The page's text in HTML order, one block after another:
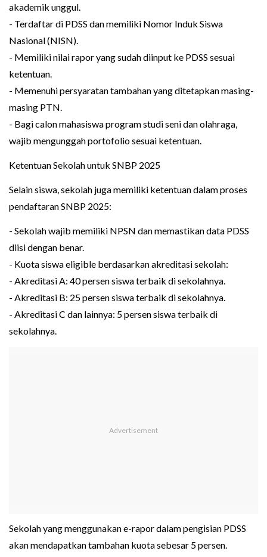
akademik unggul.
- Terdaftar di PDSS dan memiliki Nomor Induk Siswa
Nasional (NISN).
- Memiliki nilai rapor yang sudah diinput ke PDSS sesuai
ketentuan.
- Memenuhi persyaratan tambahan yang ditetapkan masing-
masing PTN.
- Bagi calon mahasiswa program studi seni dan olahraga,
wajib mengunggah portofolio sesuai ketentuan.
Ketentuan Sekolah untuk SNBP 2025
Selain siswa, sekolah juga memiliki ketentuan dalam proses
pendaftaran SNBP 2025:
- Sekolah wajib memiliki NPSN dan memastikan data PDSS
diisi dengan benar.
- Kuota siswa eligible berdasarkan akreditasi sekolah:
- Akreditasi A: 40 persen siswa terbaik di sekolahnya.
- Akreditasi B: 25 persen siswa terbaik di sekolahnya.
- Akreditasi C dan lainnya: 5 persen siswa terbaik di
sekolahnya.
Sekolah yang menggunakan e-rapor dalam pengisian PDSS
akan mendapatkan tambahan kuota sebesar 5 persen.